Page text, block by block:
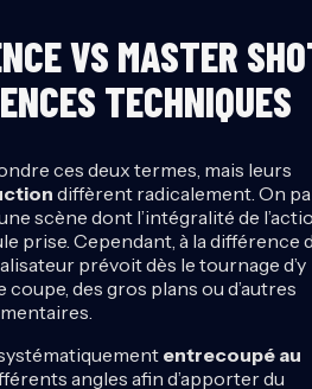
VS MASTER
TECHNIQUES
ces deux termes, mais leurs
diffèrent radicalement. On
scène dont l’intégralité de
prise. Cependant, à la différence
prévoit dès le tournage d’y
des gros plans ou d’autres
entrecoupé au
angles afin d’apporter du